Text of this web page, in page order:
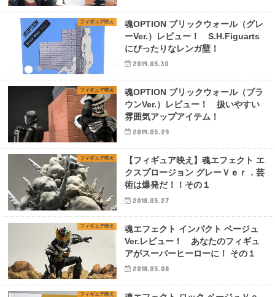
フィギュア映え
魂OPTION ブリックウォール（グレ
ーVer.）レビュー！ S.H.Figuarts
にぴったりなレンガ壁！
2019.05.30
フィギュア映え
魂OPTION ブリックウォール（ブラ
ウンVer.）レビュー！ 扱いやすい
雰囲気アップアイテム！
2019.05.29
フィギュア映え
【フィギュア映え】魂エフェクト エ
クスプロージョン グレーＶｅｒ．芸
術は爆発だ！！その１
2018.05.27
フィギュア映え
魂エフェクト インパクト ベージュ
Ver.レビュー！ あなたのフィギュ
アがスーパーヒーローに！ その１
2018.05.08
フィギュア映え